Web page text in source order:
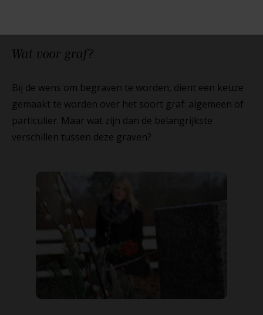
Wat voor graf?
Bij de wens om begraven te worden, dient een keuze
gemaakt te worden over het soort graf: algemeen of
particulier. Maar wat zijn dan de belangrijkste
verschillen tussen deze graven?